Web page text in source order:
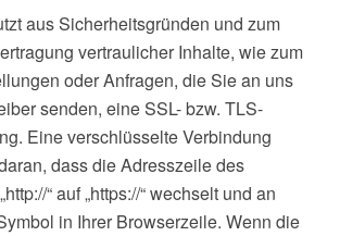
aus Sicherheitsgründen und zum
vertraulicher Inhalte, wie zum
oder Anfragen, die Sie an uns
senden, eine SSL- bzw. TLS-
Eine verschlüsselte Verbindung
dass die Adresszeile des
“ auf „https://“ wechselt und an
in Ihrer Browserzeile. Wenn die